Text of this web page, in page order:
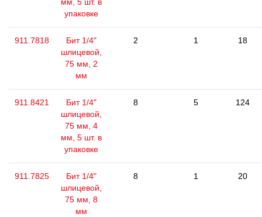
упаковке
911.7818
Бит 1/4"
шлицевой,
75 мм, 2
мм
2 1 18
911.8421
Бит 1/4"
шлицевой,
75 мм, 4
мм, 5 шт. в
упаковке
8 5 124
911.7825
Бит 1/4"
шлицевой,
75 мм, 8
мм
8 1 20